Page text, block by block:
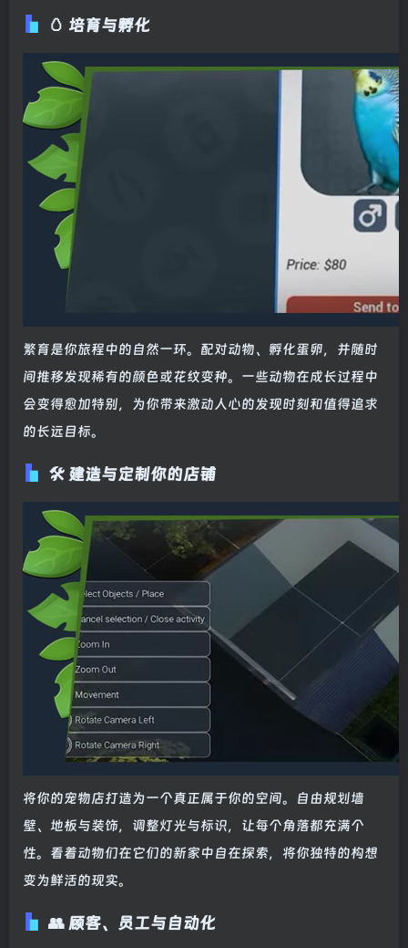
🥚 培育与孵化
繁育是你旅程中的自然一环。配对动物、孵化蛋卵，并随时
间推移发现稀有的颜色或花纹变种。一些动物在成长过程中
会变得愈加特别，为你带来激动人心的发现时刻和值得追求
的长远目标。
🛠️ 建造与定制你的店铺
将你的宠物店打造为一个真正属于你的空间。自由规划墙
壁、地板与装饰，调整灯光与标识，让每个角落都充满个
性。看着动物们在它们的新家中自在探索，将你独特的构想
变为鲜活的现实。
👥 顾客、员工与自动化